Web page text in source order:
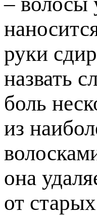
руки
назвать
боль
из
она
от